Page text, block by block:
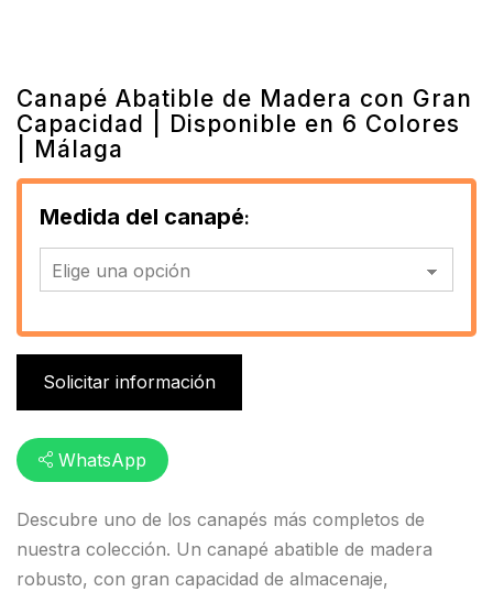
Canapé Abatible de Madera con Gran
Capacidad | Disponible en 6 Colores
| Málaga
Descubre uno de los canapés más completos de
nuestra colección. Un canapé abatible de madera
robusto, con gran capacidad de almacenaje,
Medida del canapé
Solicitar información
WhatsApp